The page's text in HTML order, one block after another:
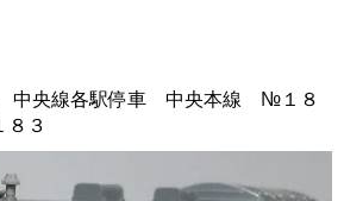
中央線各駅停車 中央本線 №１８
３